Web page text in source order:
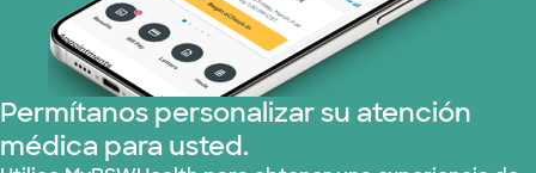
WellMed (11 planes)
Permítanos personalizar su atención
médica para usted.